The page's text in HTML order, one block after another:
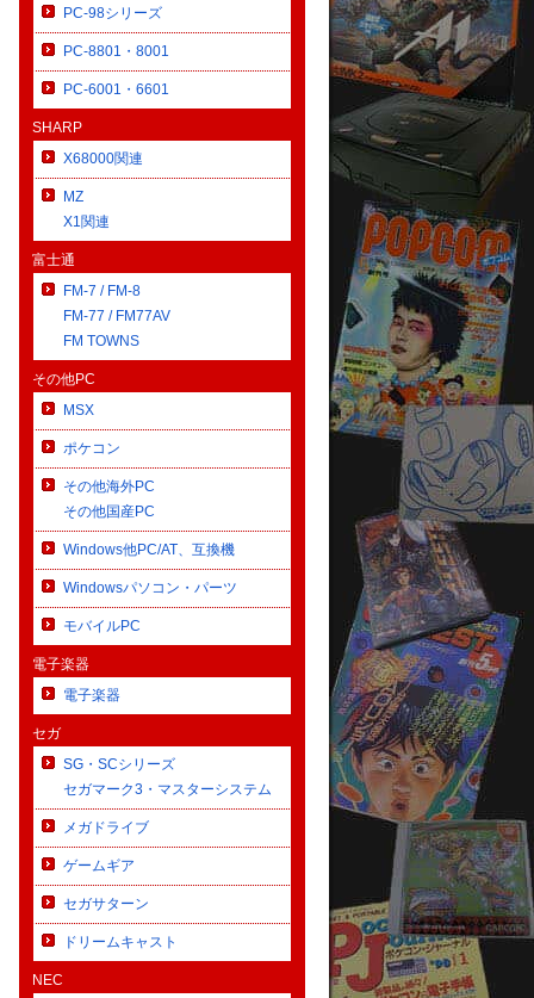
PC-98シリーズ
PC-8801・8001
PC-6001・6601
SHARP
X68000関連
MZ
X1関連
富士通
FM-7 / FM-8
FM-77 / FM77AV
FM TOWNS
その他PC
MSX
ポケコン
その他海外PC
その他国産PC
Windows他PC/AT、互換機
Windowsパソコン・パーツ
モバイルPC
電子楽器
電子楽器
セガ
SG・SCシリーズ
セガマーク3・マスターシステム
メガドライブ
ゲームギア
セガサターン
ドリームキャスト
NEC